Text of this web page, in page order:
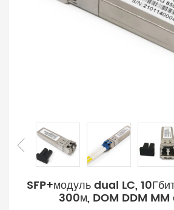
SFP+модуль dual LC,
300м, DOM DDM